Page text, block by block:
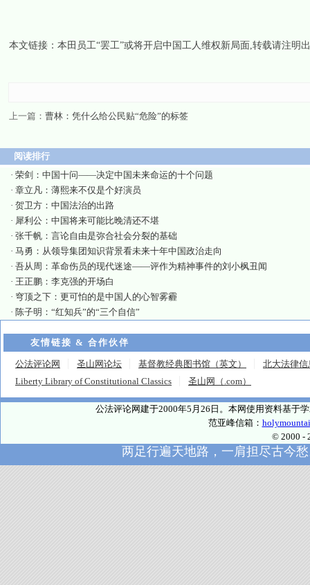
本文链接： 本田员工“罢工”或将开启中国工人维权新局面,转载请注明
上一篇： 曹林：凭什么给公民贴“危险”的标签
阅读排行
· 荣剑：中国十问——决定中国未来命运的十个问题
· 章立凡：薄熙来不仅是个好演员
· 贺卫方：中国法治的出路
· 犀利公：中国将来可能比晚清还不堪
· 张千帆：言论自由是弥合社会分裂的基础
· 马勇：从领导集团知识背景看未来十年中国政治走向
· 吾从周：革命伤员的现代迷途——评作为精神事件的刘小枫丑闻
· 王正鹏：李克强的开场白
· 穹顶之下：更可怕的是中国人的心智雾霾
· 陈子明：“红知兵”的“三个自信”
友情链接 & 合作伙伴
公法评论网 圣山网论坛 基督教经典图书馆（英文）
北大法律信
Liberty Library of Constitutional Classics
圣山网（.com）
公法评论网建于2000年5月26日。本网使用资料基于
范亚峰信箱：
© 2000 -
两足行遍天地路，一肩担尽古今